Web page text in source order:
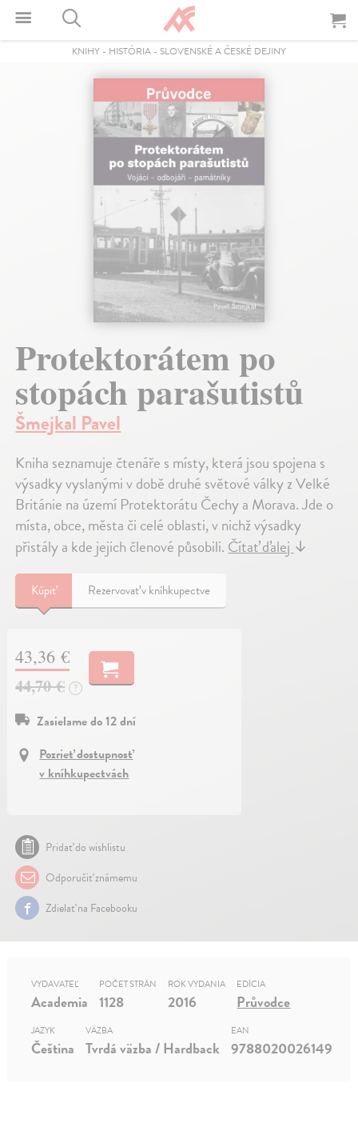
KNIHY - HISTÓRIA - SLOVENSKÉ A ČESKÉ DEJINY
Protektorátem po
stopách parašutistů
Šmejkal Pavel
Kniha seznamuje čtenáře s místy, která jsou spojena s
výsadky vyslanými v době druhé světové války z Velké
Británie na území Protektorátu Čechy a Morava. Jde o
místa, obce, města či celé oblasti, v nichž výsadky
přistály a kde jejich členové působili. Čítať ďalej ↓
Kúpiť Rezervovať v kníhkupectve
43,36 €
44,70 €
?
Zasielame do 12 dní
Pozrieť dostupnosť
v kníhkupectvách
Pridať do wishlistu
Odporučiť známemu
Zdielať na Facebooku
VYDAVATEĽ
Academia
POČET STRÁN
1128
ROK VYDANIA
2016
EDÍCIA
Průvodce
JAZYK
Čeština
VÄZBA
Tvrdá väzba / Hardback
EAN
9788020026149